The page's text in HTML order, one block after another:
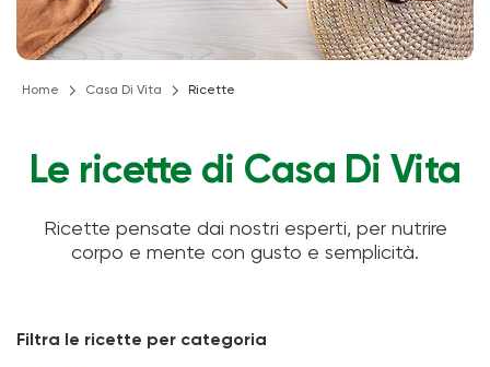
Home Casa Di Vita Ricette
Le ricette di Casa Di Vita
Ricette pensate dai nostri esperti, per nutrire
corpo e mente con gusto e semplicità.
Filtra le ricette per categoria